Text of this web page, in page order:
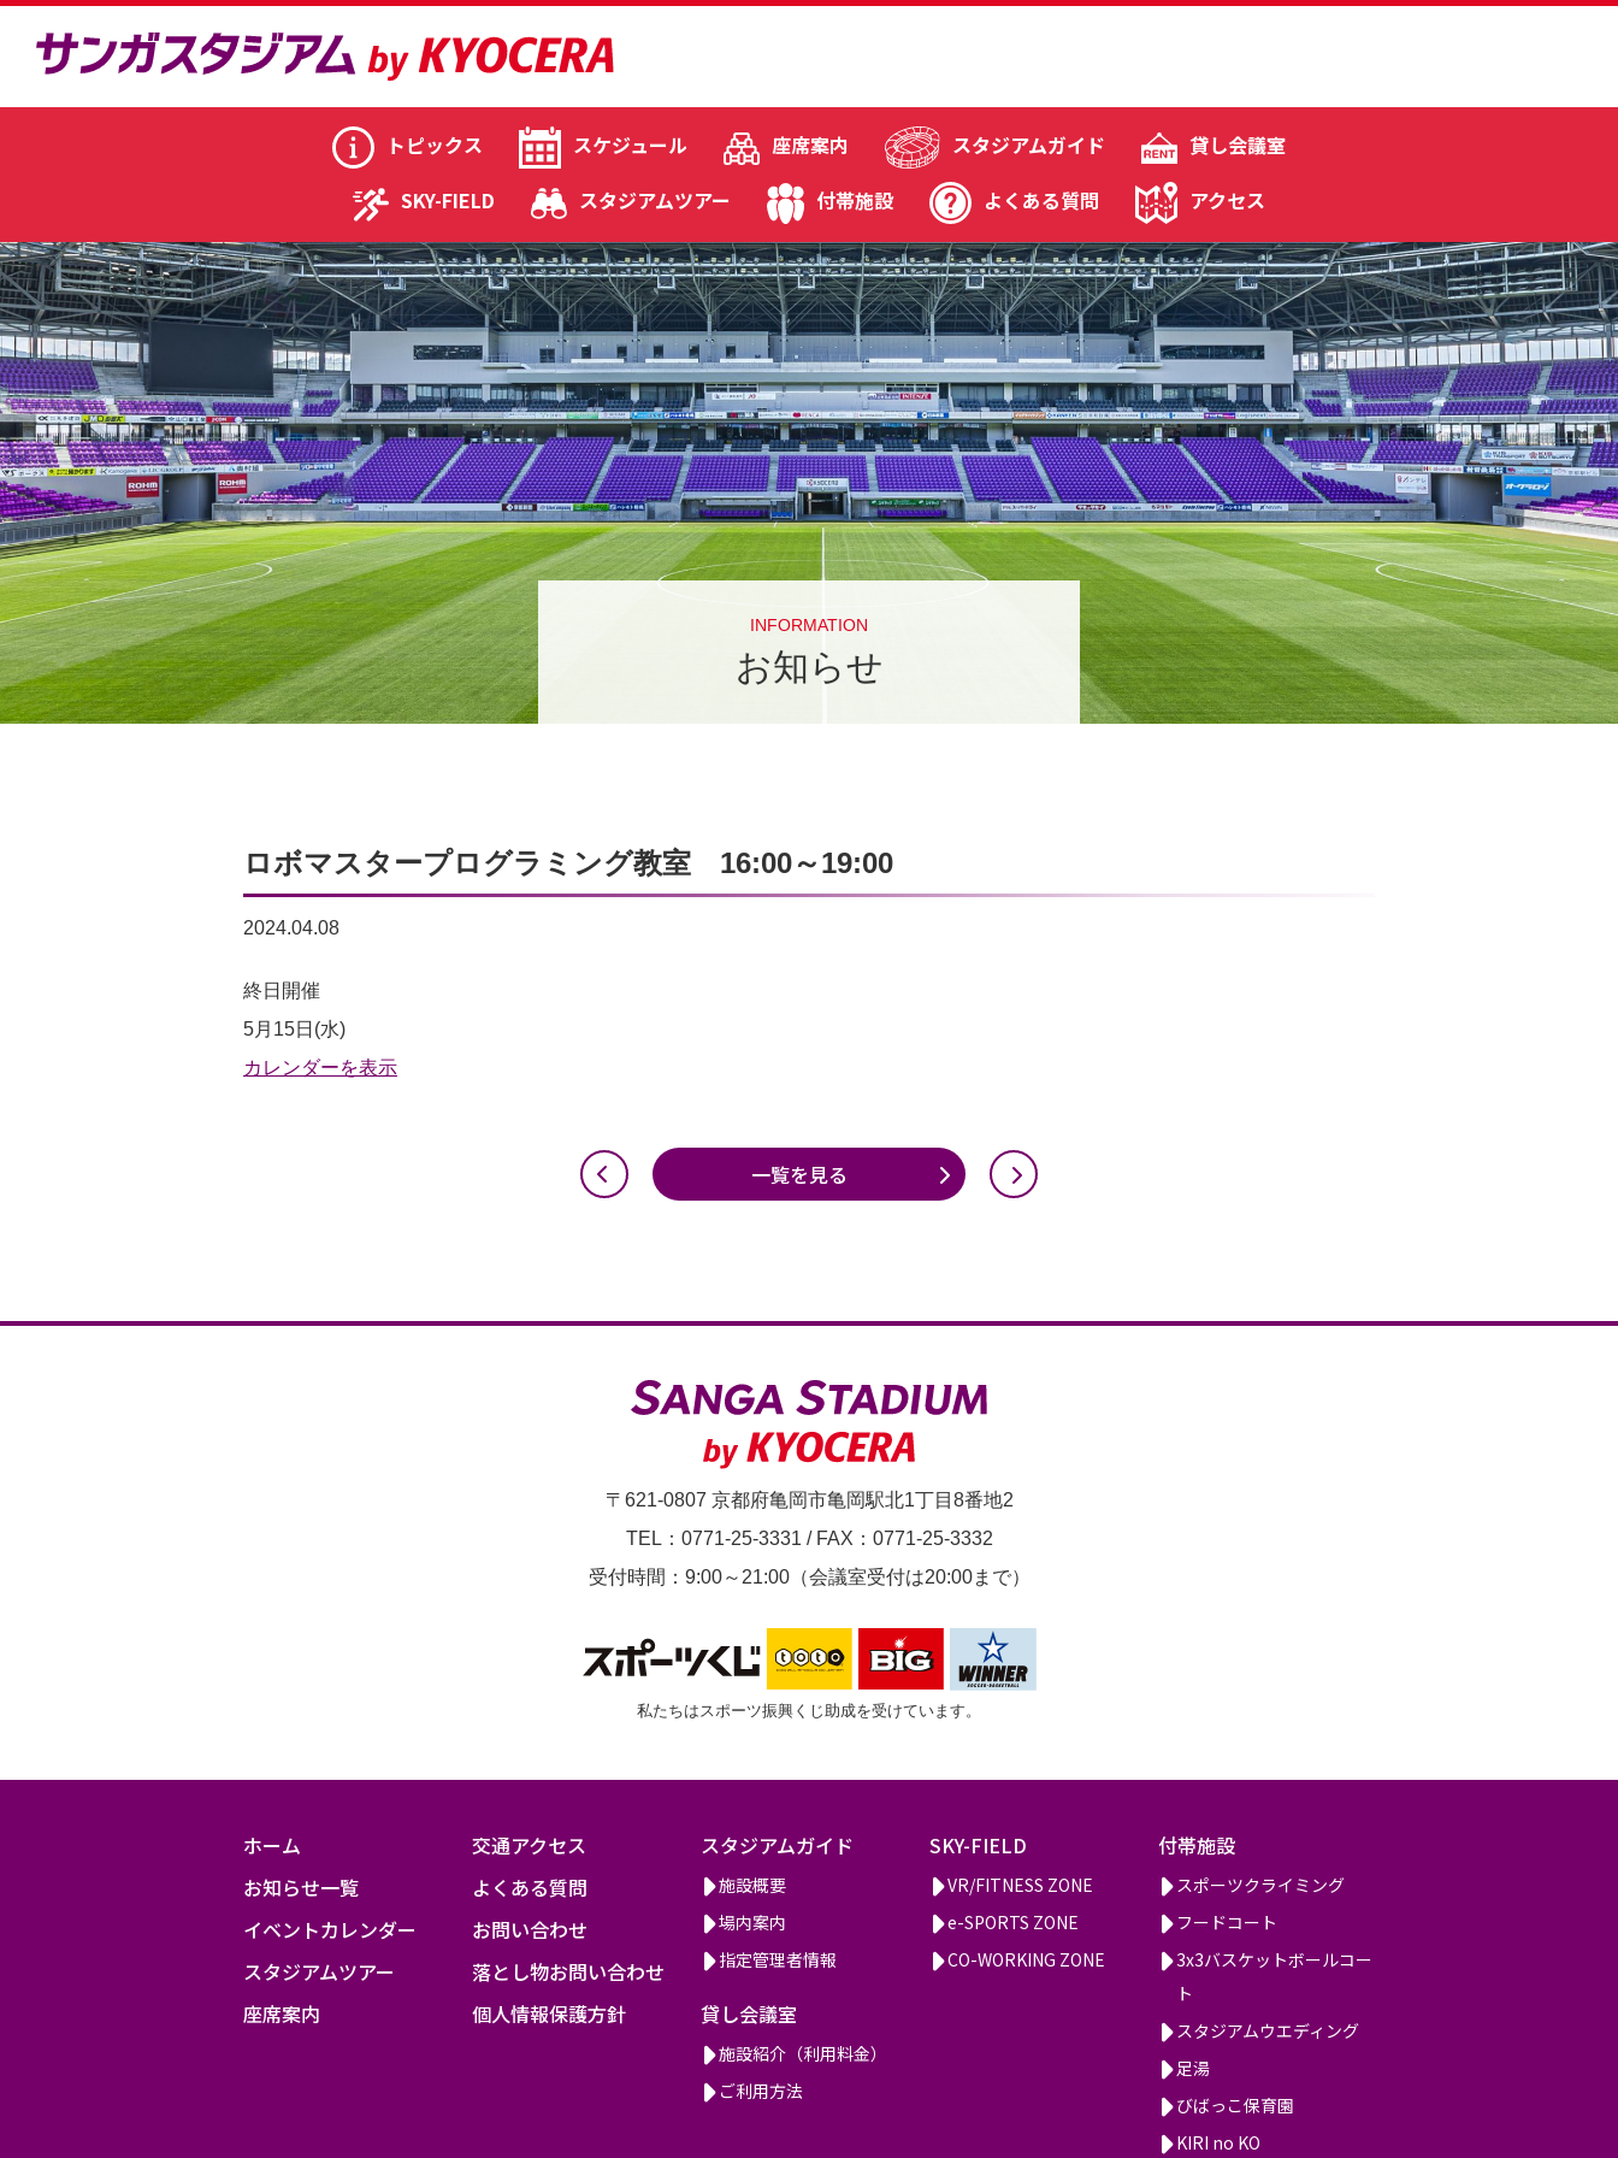
トピックス スケジュール 座席案内 スタジアムガイド
貸し会議室
SKY-FIELD
スタジアムツアー 付帯施設 よくある質問 アクセス
INFORMATION
お知らせ
ロボマスタープログラミング教室 16:00～19:00
2024.04.08
ロ
ボ
マ
終日開催
5月15日(水)
カレンダーを表示
一覧を見る
〒621-0807 京都府亀岡市亀岡駅北1丁目8番地2
TEL：0771-25-3331 / FAX：0771-25-3332
受付時間：9:00～21:00（会議室受付は20:00まで）
私たちはスポーツ振興くじ助成を受けています。
ホーム
お知らせ一覧
イベントカレンダー
スタジアムツアー
座席案内
交通アクセス
よくある質問
お問い合わせ
落とし物お問い合わせ
個人情報保護方針
スタジアムガイド
施設概要
場内案内
指定管理者情報
貸し会議室
施設紹介（利用料金）
ご利用方法
SKY-FIELD
VR/FITNESS ZONE
e-SPORTS ZONE
CO-WORKING ZONE
付帯施設
スポーツクライミング
フードコート
3x3バスケットボールコー
ト
スタジアムウエディング
足湯
びばっこ保育園
KIRI no KO